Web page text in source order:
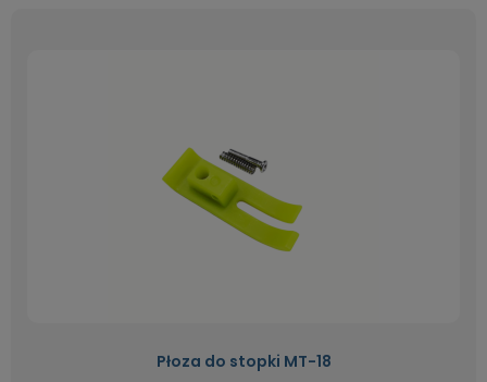
Płoza do stopki MT-18